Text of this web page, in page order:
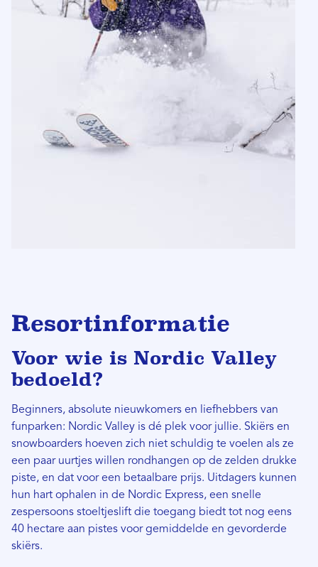
Resortinformatie
Voor wie is Nordic Valley
bedoeld?
Beginners, absolute nieuwkomers en liefhebbers van
funparken: Nordic Valley is dé plek voor jullie. Skiërs en
snowboarders hoeven zich niet schuldig te voelen als ze
een paar uurtjes willen rondhangen op de zelden drukke
piste, en dat voor een betaalbare prijs. Uitdagers kunnen
hun hart ophalen in de Nordic Express, een snelle
zespersoons stoeltjeslift die toegang biedt tot nog eens
40 hectare aan pistes voor gemiddelde en gevorderde
skiërs.